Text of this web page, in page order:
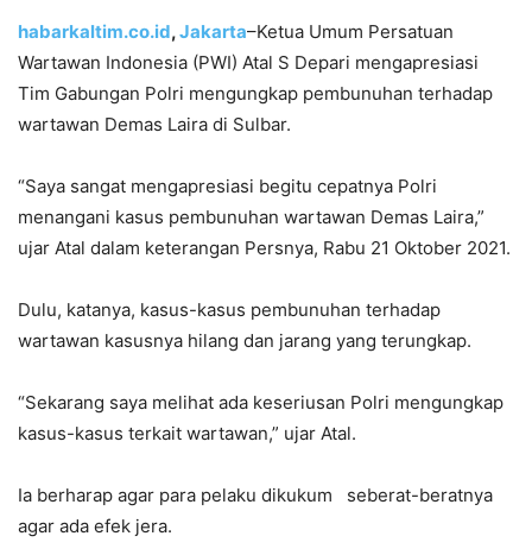
habarkaltim.co.id,Jakarta–Ketua Umum Persatuan
Wartawan Indonesia (PWI) Atal S Depari mengapresiasi
Tim Gabungan Polri mengungkap pembunuhan terhadap
wartawan Demas Laira di Sulbar.
“Saya sangat mengapresiasi begitu cepatnya Polri
menangani kasus pembunuhan wartawan Demas Laira,”
ujar Atal dalam keterangan Persnya, Rabu 21 Oktober 2021.
Dulu, katanya, kasus-kasus pembunuhan terhadap
wartawan kasusnya hilang dan jarang yang terungkap.
“Sekarang saya melihat ada keseriusan Polri mengungkap
kasus-kasus terkait wartawan,” ujar Atal.
Ia berharap agar para pelaku dikukum seberat-beratnya
agar ada efek jera.